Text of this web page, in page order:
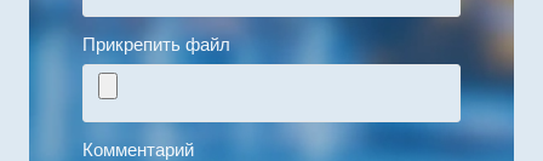
Прикрепить файл
Комментарий